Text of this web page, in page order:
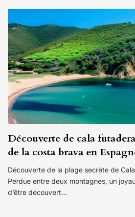
Découverte de cala
de la costa brava en
Découverte de la plage secrète de
Perdue entre deux montagnes, un
d’être découvert…